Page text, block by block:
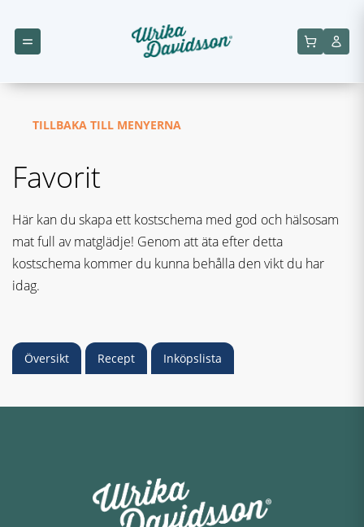
TILLBAKA TILL MENYERNA
Favorit
Här kan du skapa ett kostschema med god och hälsosam
mat full av matglädje! Genom att äta efter detta
kostschema kommer du kunna behålla den vikt du har
idag.
Översikt Recept Inköpslista